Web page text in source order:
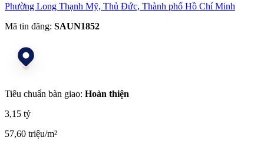
Phường Long Thạnh Mỹ, Thủ Đức, Thành phố Hồ Chí Minh
Mã tin đăng: SAUN1852
Tiêu chuẩn bàn giao: Hoàn thiện
3,15 tỷ
57,60 triệu/m²